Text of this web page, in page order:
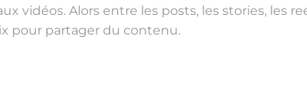
vidéos. Alors entre les posts, les stories, les
pour partager du contenu.